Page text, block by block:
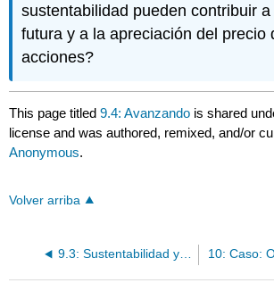
sustentabilidad pueden contribuir
futura y a la apreciación del precio
acciones?
This page titled9.4: Avanzando is shared
license and was authored, remixed, and/or
Anonymous.
Volver arriba
9.3: Sustentabilidad y Responsabilidad Social Corporativa en Green Mountain Coffee Roasters, Inc.